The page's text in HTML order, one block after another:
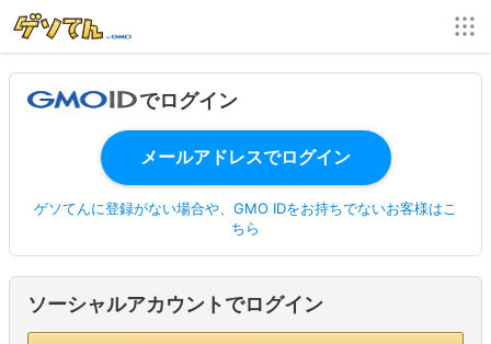
でログイン
ゲソてんに登録がない場合や、GMO IDをお持ちでないお客様はこ
ちら
ソーシャルアカウントでログイン